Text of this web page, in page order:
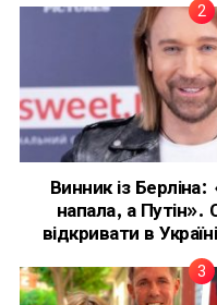
Винник із
напала, а Путін».
відкривати в